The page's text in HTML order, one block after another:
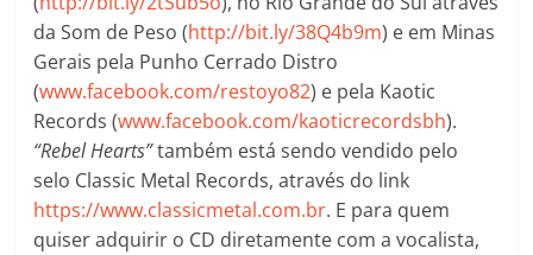
da Som de Peso (http://bit.ly/38Q4b9m) e em Minas
Gerais pela Punho Cerrado Distro
(www.facebook.com/restoyo82) e pela Kaotic
Records (www.facebook.com/kaoticrecordsbh).
“Rebel Hearts”também está sendo vendido pelo
selo Classic Metal Records, através do link
https://www.classicmetal.com.br. E para quem
quiser adquirir o CD diretamente com a vocalista,